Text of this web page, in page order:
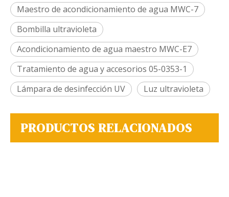
Maestro de acondicionamiento de agua MWC-7
Bombilla ultravioleta
Acondicionamiento de agua maestro MWC-E7
Tratamiento de agua y accesorios 05-0353-1
Lámpara de desinfección UV
Luz ultravioleta
PRODUCTOS RELACIONADOS